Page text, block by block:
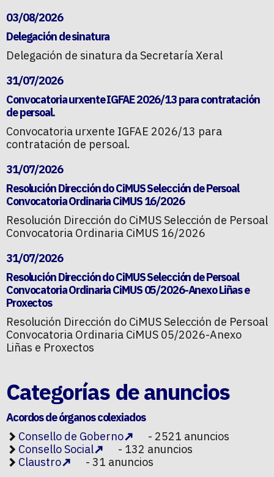
03/08/2026
Delegación de sinatura
Delegación de sinatura da Secretaría Xeral
31/07/2026
Convocatoria urxente IGFAE 2026/13 para contratación
de persoal.
Convocatoria urxente IGFAE 2026/13 para
contratación de persoal.
31/07/2026
Resolución Dirección do CiMUS Selección de Persoal
Convocatoria Ordinaria CiMUS 16/2026
Resolución Dirección do CiMUS Selección de Persoal
Convocatoria Ordinaria CiMUS 16/2026
31/07/2026
Resolución Dirección do CiMUS Selección de Persoal
Convocatoria Ordinaria CiMUS 05/2026-Anexo Liñas e
Proxectos
Resolución Dirección do CiMUS Selección de Persoal
Convocatoria Ordinaria CiMUS 05/2026-Anexo
Liñas e Proxectos
Categorías de anuncios
Acordos de órganos colexiados
Consello de Goberno
- 2521 anuncios
Consello Social
- 132 anuncios
Claustro
- 31 anuncios